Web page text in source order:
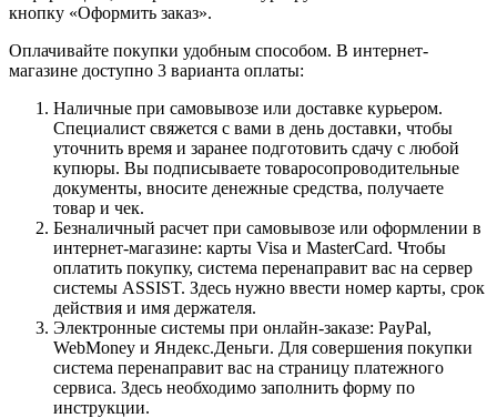
кнопку «Оформить заказ».
Оплачивайте покупки удобным способом. В интернет-
магазине доступно 3 варианта оплаты:
Наличные при самовывозе или доставке курьером.
Специалист свяжется с вами в день доставки, чтобы
уточнить время и заранее подготовить сдачу с любой
купюры. Вы подписываете товаросопроводительные
документы, вносите денежные средства, получаете
товар и чек.
Безналичный расчет при самовывозе или оформлении в
интернет-магазине: карты Visa и MasterCard. Чтобы
оплатить покупку, система перенаправит вас на сервер
системы ASSIST. Здесь нужно ввести номер карты, срок
действия и имя держателя.
Электронные системы при онлайн-заказе: PayPal,
WebMoney и Яндекс.Деньги. Для совершения покупки
система перенаправит вас на страницу платежного
сервиса. Здесь необходимо заполнить форму по
инструкции.